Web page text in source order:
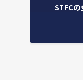
STFCの